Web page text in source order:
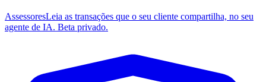
AssessoresLeia as transações que o seu cliente compartilha, no seu
agente de IA. Beta privado.